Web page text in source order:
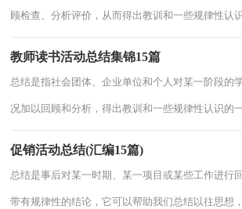
顾检查、分析评价，从而得出教训和一些规律性认
教师读书活动总结集锦15篇
总结是指社会团体、企业单位和个人对某一阶段的
况加以回顾和分析，得出教训和一些规律性认识的
促销活动总结(汇编15篇)
总结是事后对某一时期、某一项目或某些工作进行
带有规律性的结论，它可以帮助我们总结以往思想